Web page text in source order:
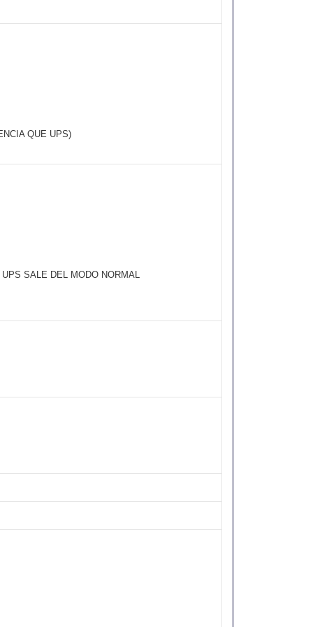
QUE UPS)
SALE DEL MODO NORMAL